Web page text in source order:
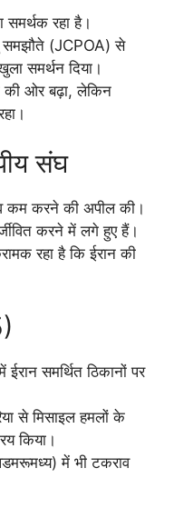
समर्थक रहा है।
समझौते (JCPOA) से
समर्थन दिया।
की ओर बढ़ा, लेकिन
संघ
कम करने की अपील की।
करने में लगे हुए हैं।
रहा है कि ईरान की
ईरान समर्थित ठिकानों पर
से मिसाइल हमलों के
किया।
में भी टकराव